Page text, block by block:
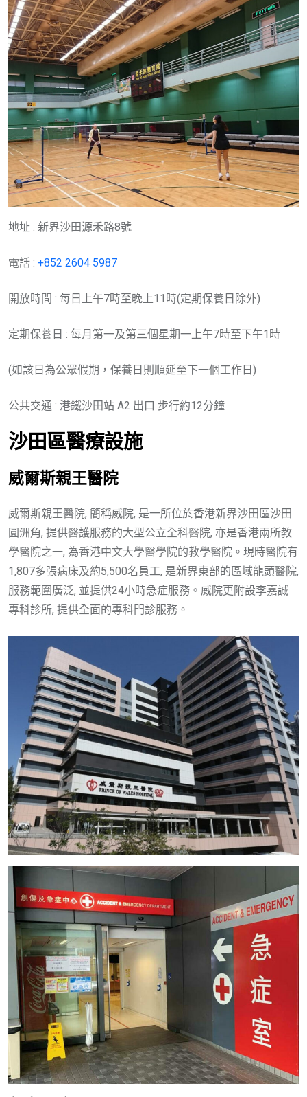
地址 : 新界沙田源禾路8號
電話 : +852 2604 5987
開放時間 : 每日上午7時至晚上11時(定期保養日除外)
定期保養日 : 每月第一及第三個星期一上午7時至下午1時
(如該日為公眾假期，保養日則順延至下一個工作日)
公共交通 : 港鐵沙田站 A2 出口 步行約12分鐘
沙田區醫療設施
威爾斯親王醫院
威爾斯親王醫院, 簡稱威院, 是一所位於香港新界沙田區沙田
圓洲角, 提供醫護服務的大型公立全科醫院, 亦是香港兩所教
學醫院之一, 為香港中文大學醫學院的教學醫院。現時醫院有
1,807多張病床及約5,500名員工, 是新界東部的區域龍頭醫院,
服務範圍廣泛, 並提供24小時急症服務。威院更附設李嘉誠
專科診所, 提供全面的專科門診服務。